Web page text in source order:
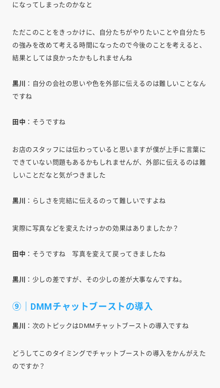
になってしまったのかなと
ただこのことをきっかけに、自分たちがやりたいことや自分たち
の強みを改めて考える時間になったので今後のことを考えると、
結果としては良かったかもしれませんね
黒川 ：自分の会社の思いや色を外部に伝えるのは難しいことなん
ですね
田中 ：そうですね
お店のスタッフには伝わっていると思いますが僕が上手に言葉に
できていない問題もあるかもしれませんが、外部に伝えるのは難
しいことだなと気がつきました
黒川 ：らしさを完結に伝えるのって難しいですよね
実際に写真などを変えたけっかの効果はありましたか？
田中 ：そうですね 写真を変えて戻ってきましたね
黒川 ：少しの差ですが、その少しの差が大事なんですね。
⑨｜DMMチャットブーストの導入
黒川 ：次のトピックはDMMチャットブーストの導入ですね
どうしてこのタイミングでチャットブーストの導入をかんがえた
のですか？